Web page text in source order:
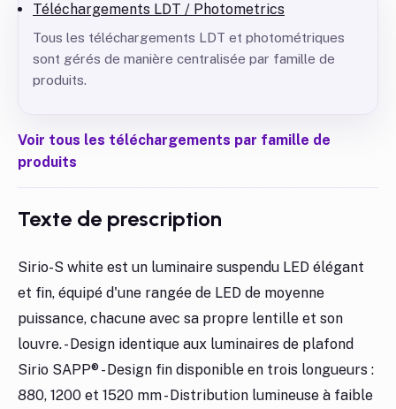
Téléchargements LDT / Photometrics
Tous les téléchargements LDT et photométriques
sont gérés de manière centralisée par famille de
produits.
Voir tous les téléchargements par famille de
produits
Texte de prescription
Sirio-S white est un luminaire suspendu LED élégant
et fin, équipé d'une rangée de LED de moyenne
puissance, chacune avec sa propre lentille et son
louvre. - Design identique aux luminaires de plafond
Sirio SAPP® - Design fin disponible en trois longueurs :
880, 1200 et 1520 mm - Distribution lumineuse à faible